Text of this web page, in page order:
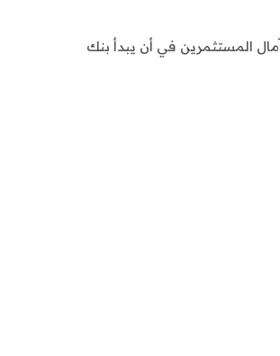
المستثمرين في أن يبدأ بنك